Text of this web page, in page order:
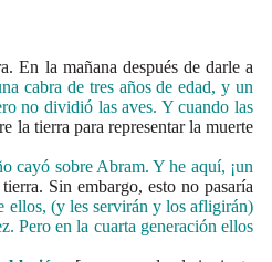
la mañana después de darle a
cabra de tres años de edad, y un
no dividió las aves. Y cuando las
la tierra para representar la muerte
cayó sobre Abram. Y he aquí, ¡un
Sin embargo, esto no pasaría
ellos, (y les servirán y los afligirán)
Pero en la cuarta generación ellos